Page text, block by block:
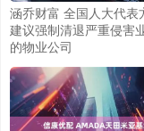
涵乔财富 全国人大代表
建议强制清退严重侵害
的物业公司